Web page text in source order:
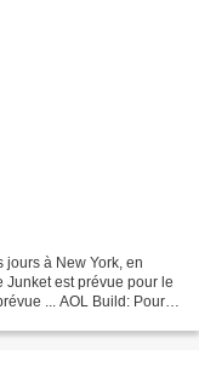
jours à New York, en
Junket est prévue pour le
... AOL Build: Pour